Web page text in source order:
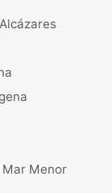
Menor